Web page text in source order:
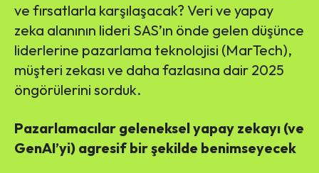
ve fırsatlarla karşılaşacak? Veri ve yapay
zeka alanının lideri SAS’ın önde gelen düşünce
liderlerine pazarlama teknolojisi (MarTech),
müşteri zekası ve daha fazlasına dair 2025
öngörülerini sorduk.
Pazarlamacılar geleneksel yapay zekayı (ve
GenAI’yi) agresif bir şekilde benimseyecek